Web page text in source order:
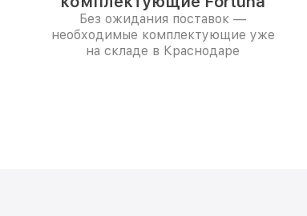
Без ожидания поставок —
необходимые комплектующие уже
на складе в Краснодаре